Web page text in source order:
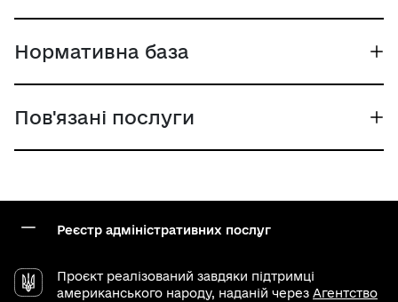
Нормативна база
Пов'язані послуги
Реєстр адміністративних послуг
Проєкт реалізований завдяки підтримці
американського народу, наданій через Агентство